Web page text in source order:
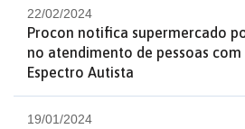
22/02/2024
Procon notifica supermercado
no atendimento de pessoas
Espectro Autista
19/01/2024